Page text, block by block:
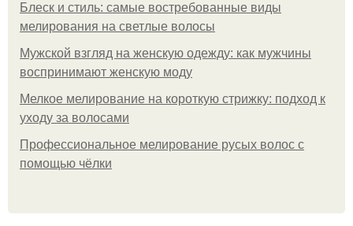
Блеск и стиль: самые востребованные виды
мелирования на светлые волосы
Мужской взгляд на женскую одежду: как мужчины
воспринимают женскую моду
Мелкое мелирование на короткую стрижку: подход к
уходу за волосами
Профессиональное мелирование русых волос с
помощью чёлки